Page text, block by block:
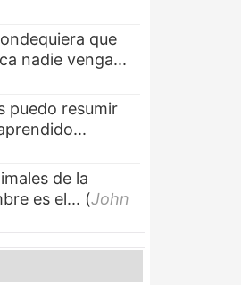
que
nadie venga...
puedo resumir
de la
es el... (John